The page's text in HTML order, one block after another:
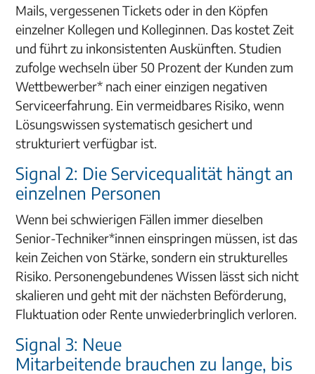
Mails, vergessenen Tickets oder in den Köpfen
einzelner Kollegen und Kolleginnen. Das kostet Zeit
und führt zu inkonsistenten Auskünften. Studien
zufolge wechseln über 50 Prozent der Kunden zum
Wettbewerber* nach einer einzigen negativen
Serviceerfahrung. Ein vermeidbares Risiko, wenn
Lösungswissen systematisch gesichert und
strukturiert verfügbar ist.
Signal 2: Die Servicequalität hängt an
einzelnen Personen
Wenn bei schwierigen Fällen immer dieselben
Senior-Techniker*innen einspringen müssen, ist das
kein Zeichen von Stärke, sondern ein strukturelles
Risiko. Personengebundenes Wissen lässt sich nicht
skalieren und geht mit der nächsten Beförderung,
Fluktuation oder Rente unwiederbringlich verloren.
Signal 3: Neue
Mitarbeitende brauchen zu lange, bis